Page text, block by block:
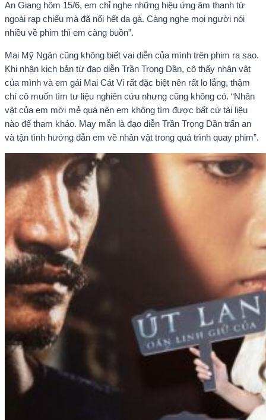
An Giang hôm 15/6, em chỉ nghe những hiệu ứng âm thanh từ
ngoài rạp chiếu mà đã nổi hết da gà. Càng nghe mọi người nói
nhiều về phim thì em càng buồn”.
Mai Mỹ Ngân cũng không biết vai diễn của mình trên phim ra sao.
Khi nhận kịch bản từ đạo diễn Trần Trọng Dần, cô thấy nhân vật
của mình và em gái Mai Cát Vi rất đặc biệt nên rất lo lắng, thậm
chí cô muốn tìm tư liệu nghiên cứu nhưng cũng không có. “Nhân
vật của em mới mẻ quá nên em không tìm được bất cứ tài liệu
nào để tham khảo. May mắn là đạo diễn Trần Trọng Dần trấn an
và tận tình hướng dẫn em về nhân vật trong quá trình quay phim”.